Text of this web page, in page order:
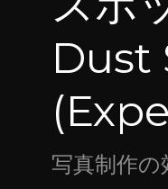
Dust
写真制作